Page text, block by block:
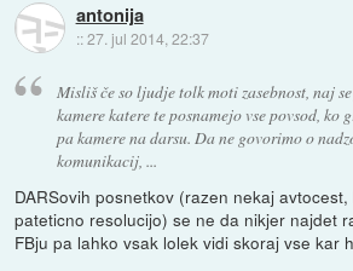
antonija
::27. jul 2014, 22:37
Misliš če so ljudje tolk moti zasebnost, naj
kamere katere te posnamejo vse povsod, ko
pa kamere na darsu. Da ne govorimo o
komunikacij, ...
DARSovih posnetkov (razen nekaj
pateticno resolucijo) se ne da nikjer najdet
FBju pa lahko vsak lolek vidi skoraj vse kar